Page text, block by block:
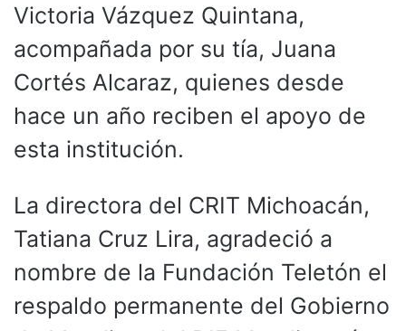
Victoria Vázquez Quintana,
acompañada por su tía, Juana
Cortés Alcaraz, quienes desde
hace un año reciben el apoyo de
esta institución.
La directora del CRIT Michoacán,
Tatiana Cruz Lira, agradeció a
nombre de la Fundación Teletón el
respaldo permanente del Gobierno